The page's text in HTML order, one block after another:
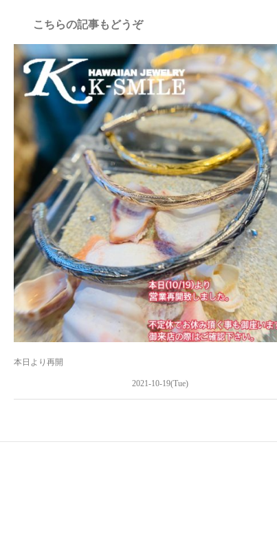
こちらの記事もどうぞ
本日より再開
2021-10-19(Tue)